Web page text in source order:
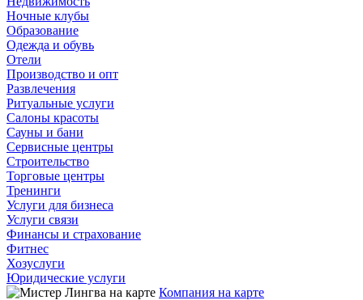
Ночные клубы
Образование
Одежда и обувь
Отели
Производство и опт
Развлечения
Ритуальные услуги
Салоны красоты
Сауны и бани
Сервисные центры
Строительство
Торговые центры
Тренинги
Услуги для бизнеса
Услуги связи
Финансы и страхование
Фитнес
Хозуслуги
Юридические услуги
Компания на карте